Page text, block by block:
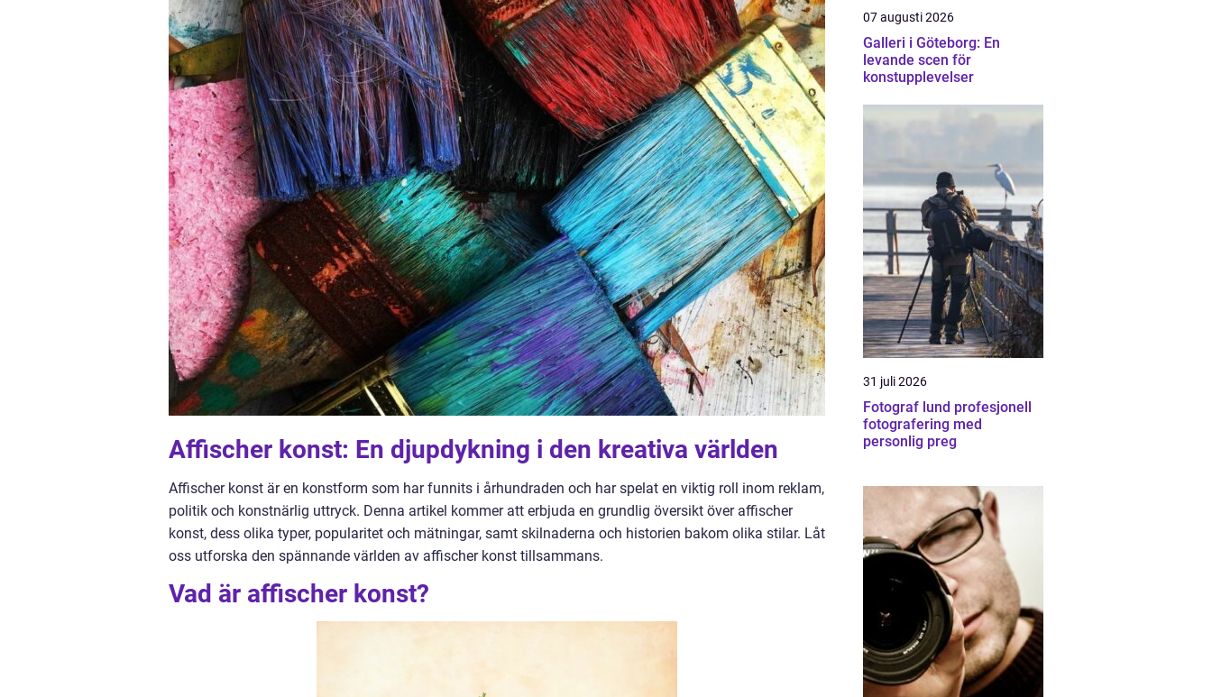
Affischer konst: En djupdykning i den kreativa världen
Affischer konst är en konstform som har funnits i århundraden och har spelat en viktig roll inom reklam,
politik och konstnärlig uttryck. Denna artikel kommer att erbjuda en grundlig översikt över affischer
konst, dess olika typer, popularitet och mätningar, samt skilnaderna och historien bakom olika stilar. Låt
oss utforska den spännande världen av affischer konst tillsammans.
Vad är affischer konst?
07 augusti 2026
Galleri i Göteborg: En
levande scen för
konstupplevelser
31 juli 2026
Fotograf lund profesjonell
fotografering med
personlig preg